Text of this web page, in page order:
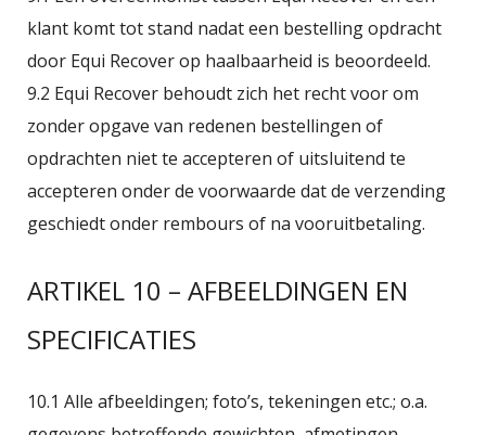
klant komt tot stand nadat een bestelling opdracht
door Equi Recover op haalbaarheid is beoordeeld.
9.2 Equi Recover behoudt zich het recht voor om
zonder opgave van redenen bestellingen of
opdrachten niet te accepteren of uitsluitend te
accepteren onder de voorwaarde dat de verzending
geschiedt onder rembours of na vooruitbetaling.
ARTIKEL 10 – AFBEELDINGEN EN
SPECIFICATIES
10.1 Alle afbeeldingen; foto’s, tekeningen etc.; o.a.